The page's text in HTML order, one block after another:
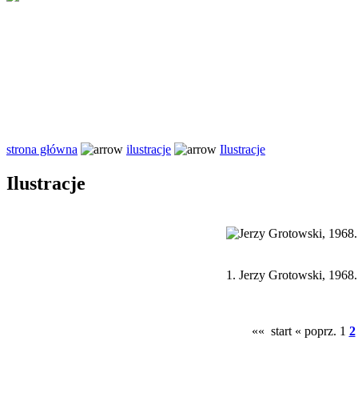
strona główna ilustracje Ilustracje
Ilustracje
1. Jerzy Grotowski,
«« start « poprz. 1 2